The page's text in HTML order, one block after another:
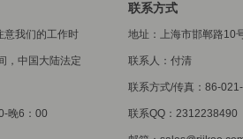
意我们的工作时
，中国大陆法定
晚6：00
联系方式
地址：上海市邯郸路10
联系人：付清
联系方式/传真：86-
联系QQ：2312238490